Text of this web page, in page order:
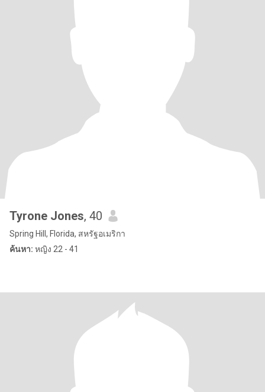
Tyrone Jones, 40
Spring Hill, Florida, สหรัฐอเมริกา
ค้นหา: หญิง 22 - 41